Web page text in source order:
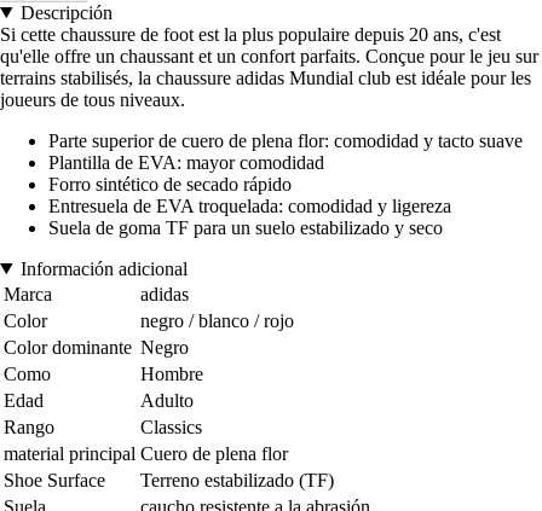
Descripción
Si cette chaussure de foot est la plus populaire depuis 20 ans, c'est
qu'elle offre un chaussant et un confort parfaits. Conçue pour le jeu sur
terrains stabilisés, la chaussure adidas Mundial club est idéale pour les
joueurs de tous niveaux.
Parte superior de cuero de plena flor: comodidad y tacto suave
Plantilla de EVA: mayor comodidad
Forro sintético de secado rápido
Entresuela de EVA troquelada: comodidad y ligereza
Suela de goma TF para un suelo estabilizado y seco
Información adicional
Marca
adidas
Color
negro / blanco / rojo
Color dominante Negro
Como
Hombre
Edad
Adulto
Rango
Classics
material principal Cuero de plena flor
Shoe Surface
Terreno estabilizado (TF)
Suela
caucho resistente a la abrasión